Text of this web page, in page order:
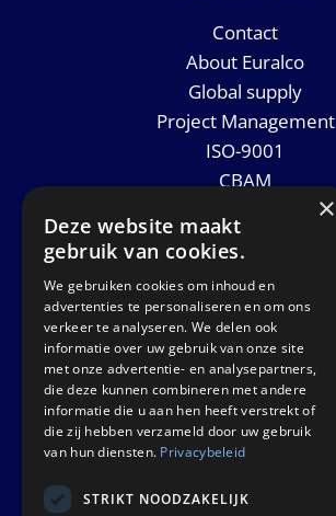
Contact
About Euralco
Global supply
Project Management
ISO-9001
CBAM
News
GET IN TOUCH
Euralco Europe B.V.
Zinkstraat 24 - E9451
4823 AD Breda
The Netherlands
×
Deze website maakt
gebruik van cookies.
We gebruiken cookies om inhoud en
advertenties te personaliseren en om ons
verkeer te analyseren. We delen ook
informatie over uw gebruik van onze site
met onze advertentie- en analysepartners,
die deze kunnen combineren met andere
informatie die u aan hen heeft verstrekt of
die zij hebben verzameld door uw gebruik
van hun diensten. Privacybeleid
STRIKT NOODZAKELIJK